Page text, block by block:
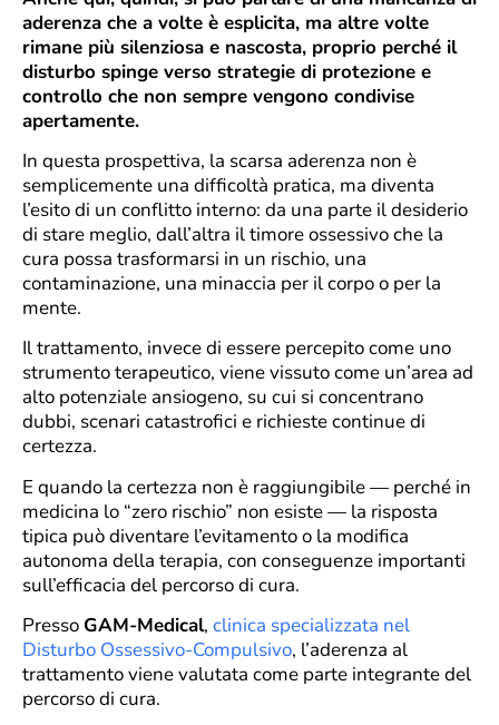
aderenza che a volte è esplicita, ma altre volte
rimane più silenziosa e nascosta, proprio perché il
disturbo spinge verso strategie di protezione e
controllo che non sempre vengono condivise
apertamente.
In questa prospettiva, la scarsa aderenza non è
semplicemente una difficoltà pratica, ma diventa
l’esito di un conflitto interno: da una parte il desiderio
di stare meglio, dall’altra il timore ossessivo che la
cura possa trasformarsi in un rischio, una
contaminazione, una minaccia per il corpo o per la
mente.
Il trattamento, invece di essere percepito come uno
strumento terapeutico, viene vissuto come un’area ad
alto potenziale ansiogeno, su cui si concentrano
dubbi, scenari catastrofici e richieste continue di
certezza.
E quando la certezza non è raggiungibile — perché in
medicina lo “zero rischio” non esiste — la risposta
tipica può diventare l’evitamento o la modifica
autonoma della terapia, con conseguenze importanti
sull’efficacia del percorso di cura.
Presso GAM-Medical, clinica specializzata nel
Disturbo Ossessivo-Compulsivo, l’aderenza al
trattamento viene valutata come parte integrante del
percorso di cura.